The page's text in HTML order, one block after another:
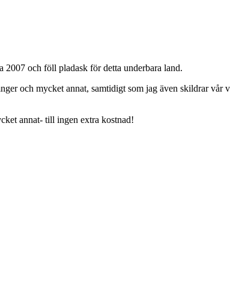
och föll pladask för detta underbara land.
och mycket annat, samtidigt som jag även skildrar vår
annat- till ingen extra kostnad!